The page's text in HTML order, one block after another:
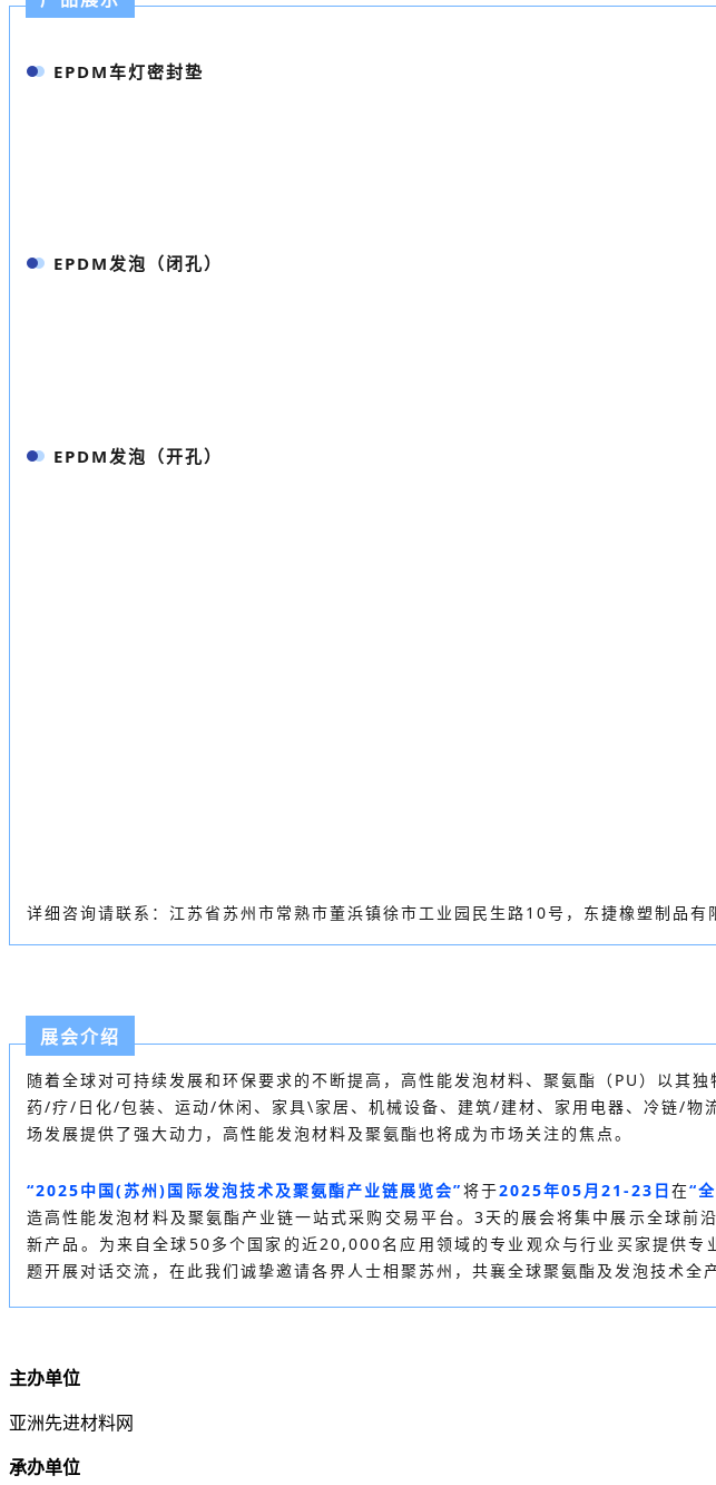
EPDM车灯密封垫
EPDM发泡（闭孔）
EPDM发泡（开孔）
详细咨询请联系： 江苏省苏州市常熟市董浜镇徐市工业园民生路10号，东捷橡塑制品
展会介绍
随着全球对可持续发展和环保要求的不断提高，高性能发泡材料、聚氨酯（PU）以其
药/疗/日化/包装、运动/休闲、家具\家居、机械设备、建筑/建材、家用电器、冷链/
场发展提供了强大动力，高性能发泡材料及聚氨酯也将成为市场关注的焦点。
“2025中国(苏州)国际发泡技术及聚氨酯产业链展览会”将于2025年05月21-23日在“
造高性能发泡材料及聚氨酯产业链一站式采购交易平台。3天的展会将集中展示全球
新产品。为来自全球50多个国家的近20,000名应用领域的专业观众与行业买家提供专
题开展对话交流，在此我们诚挚邀请各界人士相聚苏州，共襄全球聚氨酯及发泡技术全
主办单位
亚洲先进材料网
承办单位